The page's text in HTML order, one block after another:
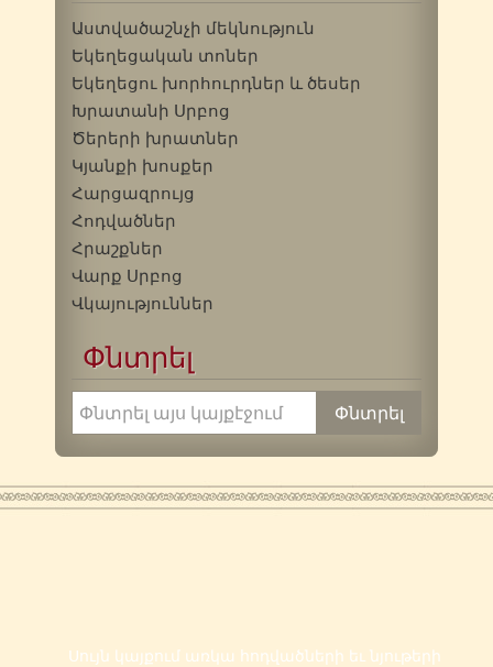
Աստվածաշնչի մեկնություն
Եկեղեցական տոներ
Եկեղեցու խորհուրդներ և ծեսեր
Խրատանի Սրբոց
Ծերերի խրատներ
Կյանքի խոսքեր
Հարցազրույց
Հոդվածներ
Հրաշքներ
Վարք Սրբոց
Վկայություններ
Փնտրել
Սույն կայքում առկա հոդվածների եւ նյութերի